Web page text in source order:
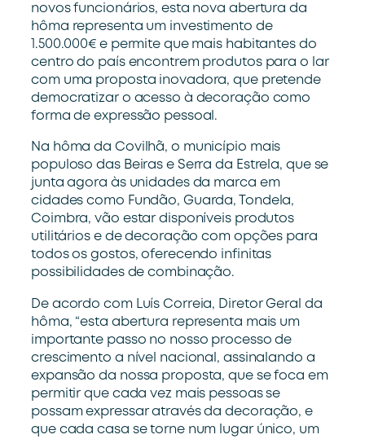
novos funcionários, esta nova abertura da
hôma representa um investimento de
1.500.000€ e permite que mais habitantes do
centro do país encontrem produtos para o lar
com uma proposta inovadora, que pretende
democratizar o acesso à decoração como
forma de expressão pessoal.
Na hôma da Covilhã, o município mais
populoso das Beiras e Serra da Estrela, que se
junta agora às unidades da marca em
cidades como Fundão, Guarda, Tondela,
Coimbra, vão estar disponíveis produtos
utilitários e de decoração com opções para
todos os gostos, oferecendo infinitas
possibilidades de combinação.
De acordo com Luís Correia, Diretor Geral da
hôma, “esta abertura representa mais um
importante passo no nosso processo de
crescimento a nível nacional, assinalando a
expansão da nossa proposta, que se foca em
permitir que cada vez mais pessoas se
possam expressar através da decoração, e
que cada casa se torne num lugar único, um